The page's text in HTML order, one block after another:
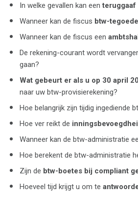
In welke gevallen kan eenteruggaaf
Wanneer kan de fiscus btw-
Wanneer kan de fiscus een
De rekening-courant wordt
gaan?
Wat gebeurt er als u op 30 april
naar uw btw-provisierekening?
Hoe belangrijk zijn tijdig ingediende
Hoe ver reikt de
Wanneer kan de btw-administratie
Hoe berekent de btw-administratie
Zijn de btw-boetes bij compliant
Hoeveel tijd krijgt u om te